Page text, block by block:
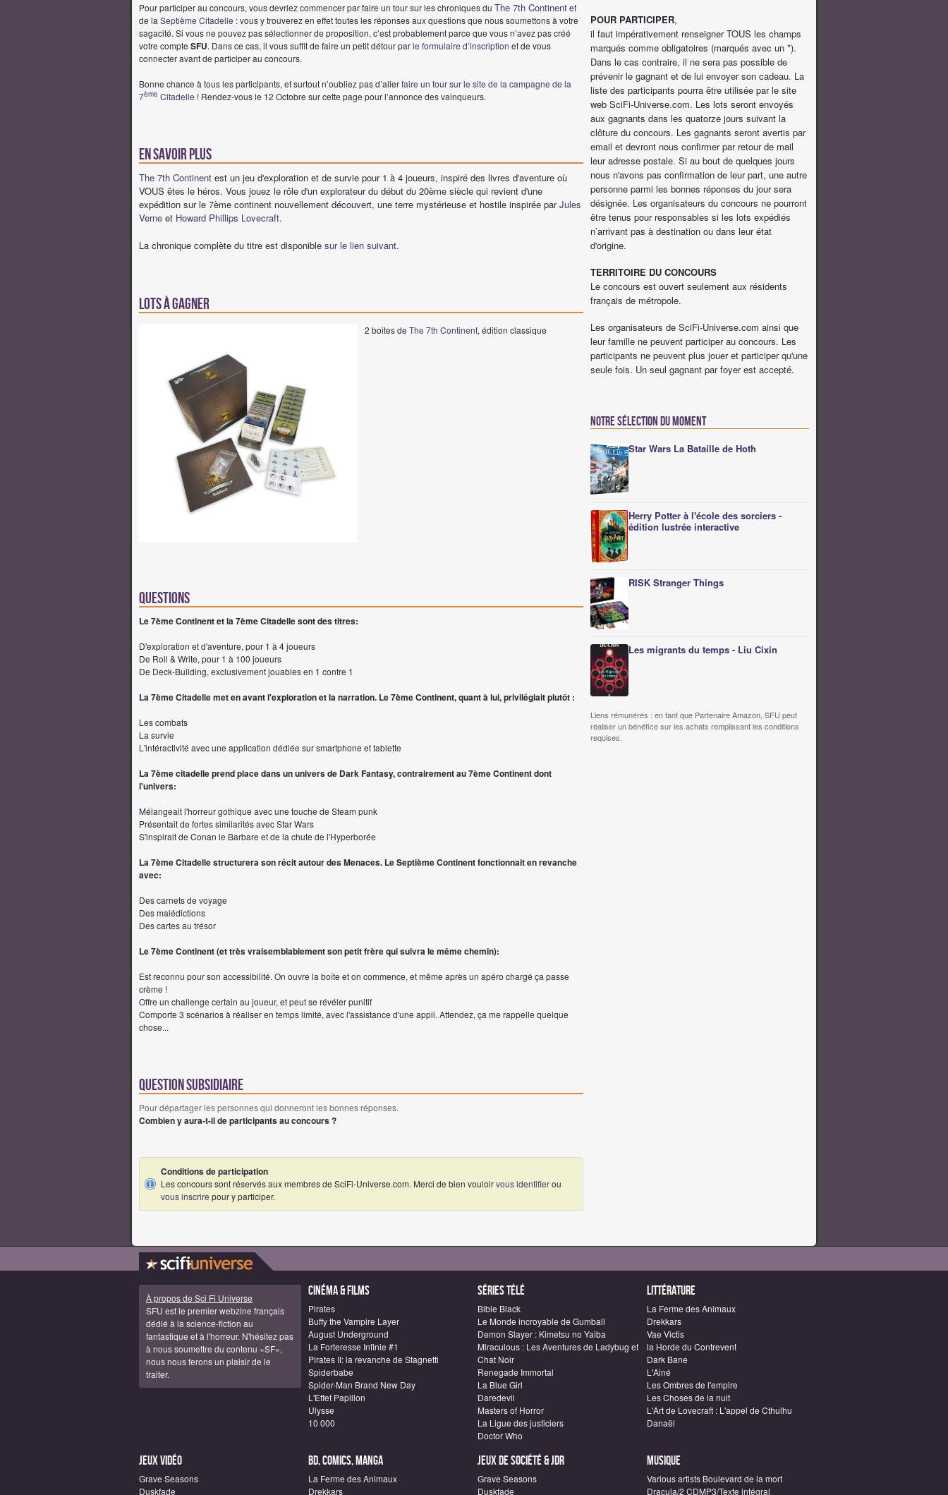
Pour participer au concours, vous devriez commencer par faire un tour sur les chroniques du The 7th Continentet
de la Septième Citadelle : vous y trouverez en effet toutes les réponses aux questions que nous soumettons à votre
sagacité. Si vous ne pouvez pas sélectionner de proposition, c’est probablement parce que vous n’avez pas créé
votre compte SFU. Dans ce cas, il vous suffit de faire un petit détour parle formulaire d’inscription et de vous
connecter avant de participer au concours.
Bonne chance à tous les participants, et surtout n’oubliez pas d’allerfaire un tour sur le site de la campagne de la
7ème Citadelle ! Rendez-vous le 12 Octobre sur cette page pour l’annonce des vainqueurs.
En savoir plus
The 7th Continent est un jeu d'exploration et de survie pour 1 à 4 joueurs, inspiré des livres d'aventure où
VOUS êtes le héros. Vous jouez le rôle d'un explorateur du début du 20ème siècle qui revient d'une
expédition sur le 7ème continent nouvellement découvert, une terre mystérieuse et hostile inspirée parJules
Verne et Howard Phillips Lovecraft.
La chronique complète du titre est disponible sur le lien suivant.
Lots à gagner
2 boites de The 7th Continent, édition classique
Questions
Le 7ème Continent et la 7ème Citadelle sont des titres:
D'exploration et d'aventure, pour 1 à 4 joueurs
De Roll & Write, pour 1 à 100 joueurs
De Deck-Building, exclusivement jouables en 1 contre 1
La 7ème Citadelle met en avant l'exploration et la narration. Le 7ème Continent, quant à lui, privilégiait plutôt :
Les combats
La survie
L'intéractivité avec une application dédiée sur smartphone et tablette
La 7ème citadelle prend place dans un univers de Dark Fantasy, contrairement au 7ème Continent dont
l'univers:
Mélangeait l'horreur gothique avec une touche de Steam punk
Présentait de fortes similarités avec Star Wars
S'inspirait de Conan le Barbare et de la chute de l'Hyperborée
La 7ème Citadelle structurera son récit autour des Menaces. Le Septième Continent fonctionnait en revanche
avec:
Des carnets de voyage
Des malédictions
Des cartes au trésor
Le 7ème Continent (et très vraisemblablement son petit frère qui suivra le même chemin):
Est reconnu pour son accessibilité. On ouvre la boîte et on commence, et même après un apéro chargé ça passe
crème !
Offre un challenge certain au joueur, et peut se révéler punitif
Comporte 3 scénarios à réaliser en temps limité, avec l'assistance d'une appli. Attendez, ça me rappelle quelque
chose...
Question Subsidiaire
Pour départager les personnes qui donneront les bonnes réponses.
Combien y aura-t-il de participants au concours ?
Conditions de participation
Les concours sont réservés aux membres de SciFi-Universe.com. Merci de bien vouloirvous identifierou
vous inscrire pour y participer.
POUR PARTICIPER,
il faut impérativement renseigner TOUS les champs
marqués comme obligatoires (marqués avec un *).
Dans le cas contraire, il ne sera pas possible de
prévenir le gagnant et de lui envoyer son cadeau. La
liste des participants pourra être utilisée par le site
web SciFi-Universe.com. Les lots seront envoyés
aux gagnants dans les quatorze jours suivant la
clôture du concours. Les gagnants seront avertis par
email et devront nous confirmer par retour de mail
leur adresse postale. Si au bout de quelques jours
nous n'avons pas confirmation de leur part, une autre
personne parmi les bonnes réponses du jour sera
désignée. Les organisateurs du concours ne pourront
être tenus pour responsables si les lots expédiés
n’arrivant pas à destination ou dans leur état
d'origine.
TERRITOIRE DU CONCOURS
Le concours est ouvert seulement aux résidents
français de métropole.
Les organisateurs de SciFi-Universe.com ainsi que
leur famille ne peuvent participer au concours. Les
participants ne peuvent plus jouer et participer qu'une
seule fois. Un seul gagnant par foyer est accepté.
Notre sélection du moment
Star Wars La Bataille de Hoth
Herry Potter à l'école des sorciers -
édition lustrée interactive
RISK Stranger Things
Les migrants du temps - Liu Cixin
Liens rémunérés : en tant que Partenaire Amazon, SFU peut
réaliser un bénéfice sur les achats remplissant les conditions
requises.
À propos de Sci Fi Universe
SFU est le premier webzine français
dédié à la science-fiction au
fantastique et à l'horreur. N'hésitez pas
à nous soumettre du contenu «SF»,
nous nous ferons un plaisir de le
traiter.
Cinéma & Films
Pirates
Buffy the Vampire Layer
August Underground
La Forteresse Infinie #1
Pirates II: la revanche de Stagnetti
Spiderbabe
Spider-Man Brand New Day
L'Effet Papillon
Ulysse
10 000
Séries télé
Bible Black
Le Monde incroyable de Gumball
Demon Slayer : Kimetsu no Yaiba
Miraculous : Les Aventures de Ladybug et
Chat Noir
Renegade Immortal
La Blue Girl
Daredevil
Masters of Horror
La Ligue des justiciers
Doctor Who
Littérature
La Ferme des Animaux
Drekkars
Vae Victis
la Horde du Contrevent
Dark Bane
L'Ainé
Les Ombres de l'empire
Les Choses de la nuit
L'Art de Lovecraft : L'appel de Cthulhu
Danaël
Jeux vidéo
Grave Seasons
Duskfade
BD, Comics, Manga
La Ferme des Animaux
Drekkars
Jeux de société & JDR
Grave Seasons
Duskfade
Musique
Various artists Boulevard de la mort
Dracula/2 CDMP3/Texte intégral